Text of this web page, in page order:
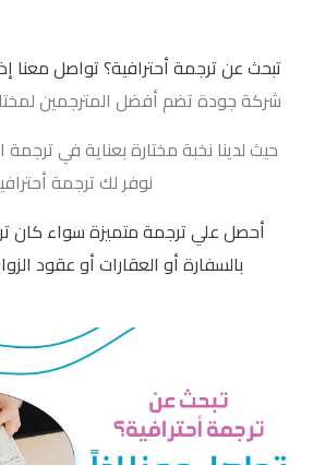
تبحث عن ترجمة أحترافية؟ تواصل معنا
شركة جودة تضم أفضل المترجمين
حيث لدينا نخبة مختارة بعناية في ترجمة
نوفر لك ترجمة
أحصل علي ترجمة متميزة سواء كان
بالسفارة أو العقارات أو عقود